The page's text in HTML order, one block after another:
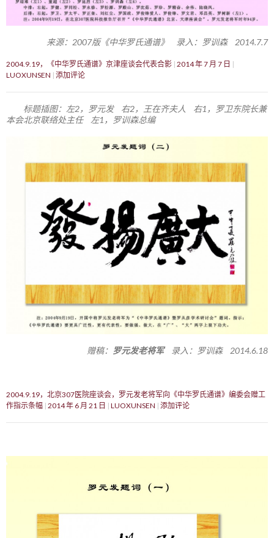
来源：2007版《中华罗氏通谱》 录入：罗训森 2014.7.7
2004.9.19，《中华罗氏通谱》京津座谈会代表合影 2014 年 7 月 7 日
LUOXUNSEN 添加评论
标题插图：左2，罗元发 右2，王在齐夫人 右1，罗卫东院长兼
本会北京联络处主任 左1，罗训森总编
赠稿： 罗元发老将军录入：罗训森 2014.6.18
2004.9.19，北京307医院座谈会，罗元发老将军向《中华罗氏通谱》编委会赠工
作指示条幅 2014 年 6 月 21 日 LUOXUNSEN 添加评论